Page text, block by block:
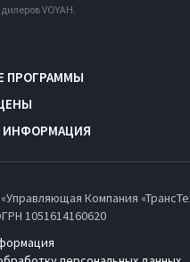
VOYAH.
ПРОГРАММЫ
ИНФОРМАЦИЯ
Компания
1051614160620